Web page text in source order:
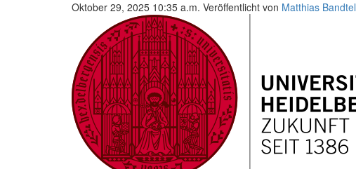
Oktober 29, 2025 10:35 a.m. Veröffentlicht von Matthias Bandtel